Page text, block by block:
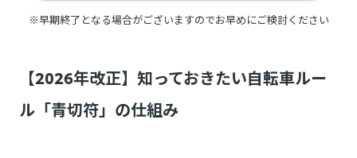
※早期終了となる場合がございますのでお早めにご検討ください
【2026年改正】知っておきたい自転車ルー
ル「青切符」の仕組み